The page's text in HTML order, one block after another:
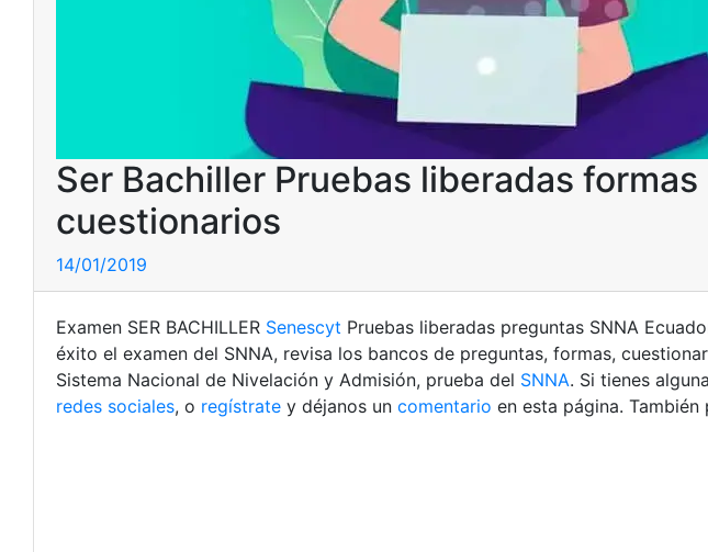
Ser Bachiller Pruebas liberadas
cuestionarios
14/01/2019
Examen SER BACHILLER Senescyt Pruebas liberadas preguntas SNNA
éxito el examen del SNNA, revisa los bancos de preguntas, formas,
Sistema Nacional de Nivelación y Admisión, prueba del SNNA. Si tienes
redes sociales, o regístrate y déjanos un comentario en esta página.